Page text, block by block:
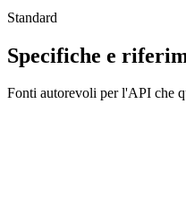
Standard
Specifiche e
Fonti autorevoli per l'API che